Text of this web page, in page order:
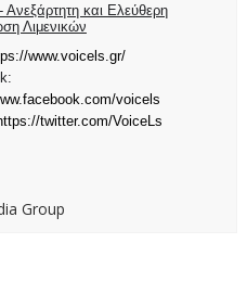
και Ελεύθερη
Λιμενικών
www.voicels.gr/
voicels
twitter.com/VoiceLs
Group